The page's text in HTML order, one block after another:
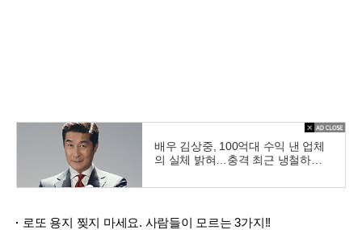
배우 김상중, 100억대 수익 낸 업체
의 실체 밝혀…충격 최근 냉철하고
받는 국민 배우 김상주씨가
로또 용지 찢지 마세요. 사람들이 모르는 3가지!!